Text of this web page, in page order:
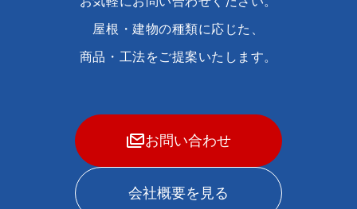
屋根・建物の種類に応じた、
商品・工法をご提案いたします。
お問い合わせ
会社概要を見る